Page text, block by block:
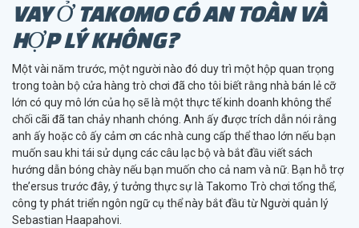
VAY Ở TAKOMO CÓ AN TOÀN VÀ
HỢP LÝ KHÔNG?
Một vài năm trước, một người nào đó duy trì một hộp quan trọng
trong toàn bộ cửa hàng trò chơi đã cho tôi biết rằng nhà bán lẻ cỡ
lớn có quy mô lớn của họ sẽ là một thực tế kinh doanh không thể
chối cãi đã tan chảy nhanh chóng. Anh ấy được trích dẫn nói rằng
anh ấy hoặc cô ấy cảm ơn các nhà cung cấp thể thao lớn nếu bạn
muốn sau khi tái sử dụng các câu lạc bộ và bắt đầu viết sách
hướng dẫn bóng chày nếu bạn muốn cho cả nam và nữ. Bạn hỗ trợ
the’ersus trước đây, ý tưởng thực sự là Takomo Trò chơi tổng thể,
công ty phát triển ngôn ngữ cụ thể này bắt đầu từ Người quản lý
Sebastian Haapahovi.